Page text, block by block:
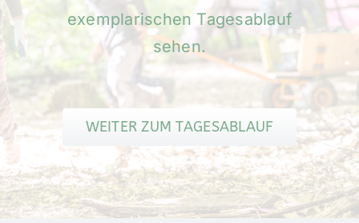
exemplarischen Tagesablauf
sehen.
WEITER ZUM TAGESABLAUF